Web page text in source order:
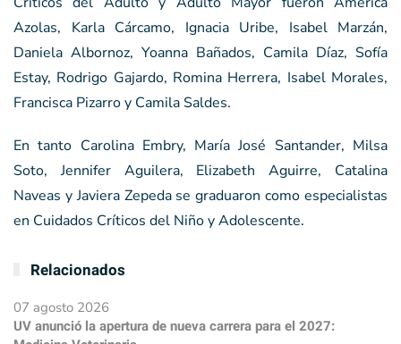
Azolas, Karla Cárcamo, Ignacia Uribe, Isabel Marzán,
Daniela Albornoz, Yoanna Bañados, Camila Díaz, Sofía
Estay, Rodrigo Gajardo, Romina Herrera, Isabel Morales,
Francisca Pizarro y Camila Saldes.
En tanto Carolina Embry, María José Santander, Milsa
Soto, Jennifer Aguilera, Elizabeth Aguirre, Catalina
Naveas y Javiera Zepeda se graduaron como especialistas
en Cuidados Críticos del Niño y Adolescente.
Relacionados
07 agosto 2026
UV anunció la apertura de nueva carrera para el 2027: